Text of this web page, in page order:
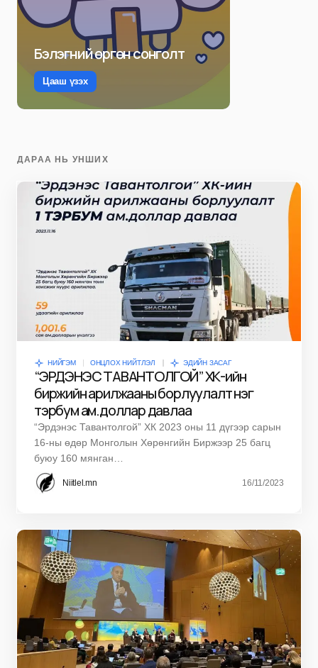
Бэлэгний өргөн сонголт
Цааш үзэх
ДАРАА НЬ УНШИХ
НИЙГЭМ ОНЦЛОХ НИЙТЛЭЛ ЭДИЙН ЗАСАГ
“ЭРДЭНЭС ТАВАНТОЛГОЙ” ХК-ийн
биржийн арилжааны борлуулалт нэг
тэрбум ам.доллар давлаа
“Эрдэнэс Тавантолгой” ХК 2023 оны 11 дүгээр сарын
16-ны өдөр Монголын Хөрөнгийн Биржээр 25 багц
буюу 160 мянган…
Niitlel.mn 16/11/2023